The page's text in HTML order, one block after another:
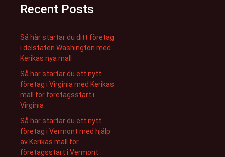
Recent Posts
Så här startar du ditt företag
i delstaten Washington med
Kerikas nya mall
Så här startar du ett nytt
företag i Virginia med Kerikas
mall för företagsstart i
Virginia
Så här startar du ett nytt
företag i Vermont med hjälp
av Kerikas mall för
företagsstart i Vermont